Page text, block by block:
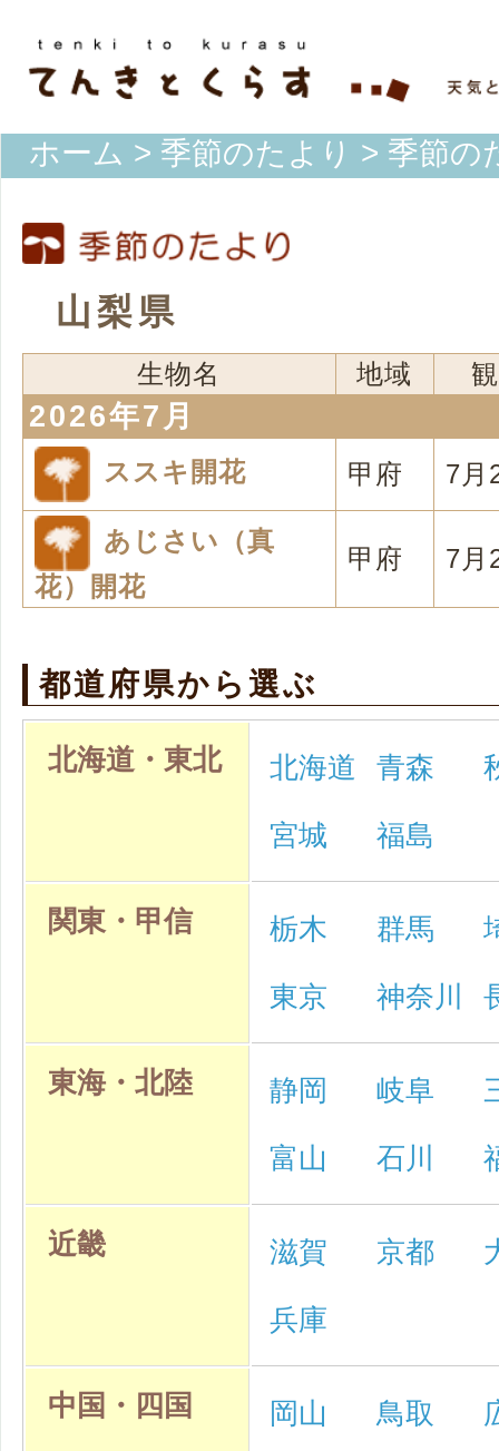
ホーム > 季節のたより > 季節の
山梨県
生物名 地域
2026年7月
ススキ開花 甲府 7月
あじさい（真
花）開花
甲府 7月
都道府県から選ぶ
北海道・東北 北海道 青森
宮城 福島
関東・甲信 栃木 群馬
東京 神奈川
東海・北陸 静岡 岐阜
富山 石川
近畿 滋賀 京都
兵庫
中国・四国 岡山 鳥取